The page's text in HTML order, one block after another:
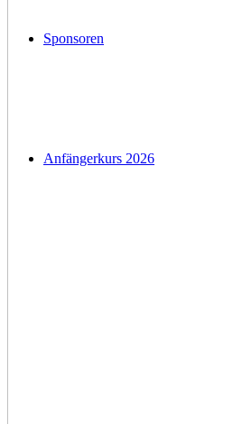
Sponsoren
Anfängerkurs 2026